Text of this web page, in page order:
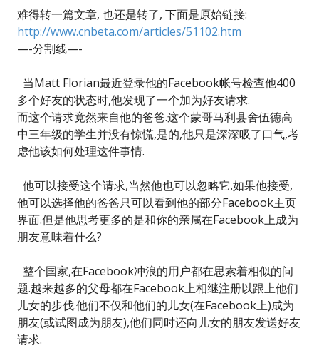
难得转一篇文章, 也还是转了, 下面是原始链接:
http://www.cnbeta.com/articles/51102.htm
—-分割线—-
当Matt Florian最近登录他的Facebook帐号检查他400
多个好友的状态时,他发现了一个加为好友请求.
而这个请求竟然来自他的爸爸.这个蒙哥马利县舍伍德高
中三年级的学生并没有惊慌,是的,他只是深深吸了口气,考
虑他该如何处理这件事情.
他可以接受这个请求,当然他也可以忽略它.如果他接受,
他可以选择他的爸爸只可以看到他的部分Facebook主页
界面.但是他思考更多的是和你的亲属在Facebook上成为
朋友意味着什么?
整个国家,在Facebook冲浪的用户都在思索着相似的问
题.越来越多的父母都在Facebook上相继注册以跟上他们
儿女的步伐.他们不仅和他们的儿女(在Facebook上)成为
朋友(或试图成为朋友),他们同时还向儿女的朋友发送好友
请求.